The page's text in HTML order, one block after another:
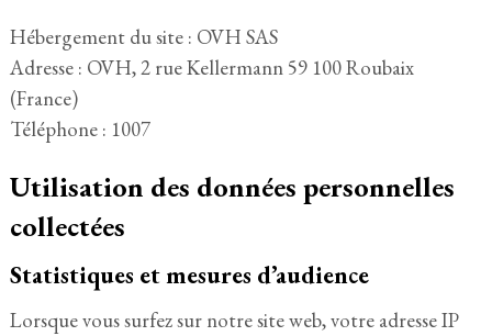
Hébergement du site : OVH SAS
Adresse : OVH, 2 rue Kellermann 59 100 Roubaix
(France)
Téléphone : 1007
Utilisation des données personnelles
collectées
Statistiques et mesures d’audience
Lorsque vous surfez sur notre site web, votre adresse IP